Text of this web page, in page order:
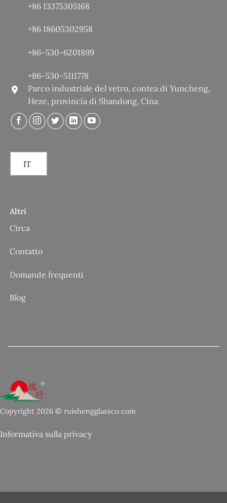
+86 13375305168
+86 18605302958
+86-530-6201899
+86-530-5111778
Parco industriale del vetro, contea di Yuncheng,
Heze, provincia di Shandong, Cina
IT
Altri
Circa
Contatto
Domande frequenti
Blog
Copyright 2026 © ruishengglassco.com
Informativa sulla privacy